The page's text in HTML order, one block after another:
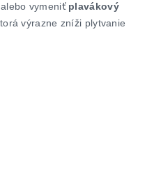
vymeniť plavákový
výrazne zníži plytvanie